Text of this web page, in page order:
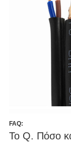
FAQ:
Το Q. Πόσο